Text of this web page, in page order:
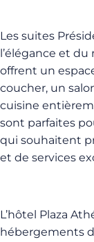
Les suites
l’élégance et
offrent un
coucher, un
cuisine
sont parfaites
qui souhaitent
et de services
L’hôtel Plaza
hébergements